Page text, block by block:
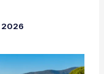
2026